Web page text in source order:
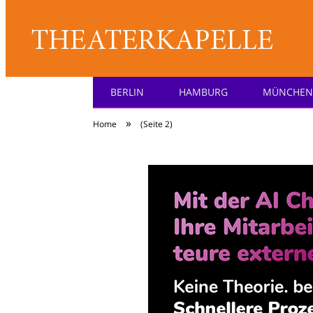
Theater: [KA] :pelle
BERLIN HAMBURG MÜNCHEN
Home » (Seite 2)